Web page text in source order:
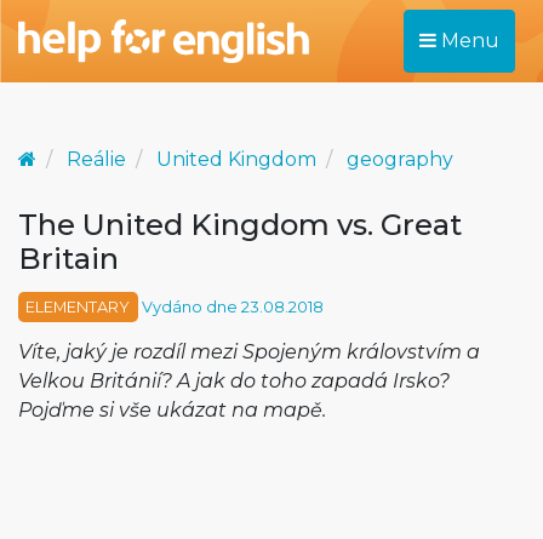
Menu
Reálie United Kingdom geography
The United Kingdom vs. Great
Britain
ELEMENTARY Vydáno dne 23.08.2018
Víte, jaký je rozdíl mezi Spojeným královstvím a
Velkou Británií? A jak do toho zapadá Irsko?
Pojďme si vše ukázat na mapě.